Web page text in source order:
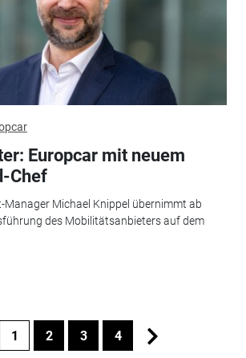
Europcar mit neuem
Chef
Manager Michael Knippel übernimmt ab
des Mobilitätsanbieters auf dem
1 2 3 4